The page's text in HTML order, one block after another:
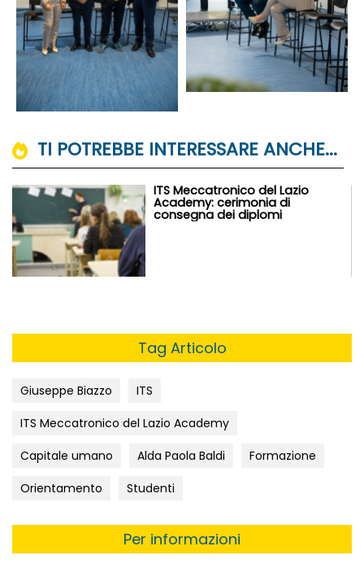
TI POTREBBE INTERESSARE ANCHE...
ITS Meccatronico del Lazio
Academy: cerimonia di
consegna dei diplomi
Tag Articolo
Giuseppe Biazzo
ITS
ITS Meccatronico del Lazio Academy
Capitale umano
Alda Paola Baldi
Formazione
Orientamento
Studenti
Per informazioni